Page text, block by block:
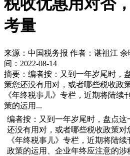
税收优惠用对否
考量
来源：中国税务报 作者：谌祖江 余
间：2022-08-14
摘要：编者按：又到一年岁尾时，
策您还没有用对，或者哪些税收政
《年终税事儿》专栏，近期将陆续
策的运用...
编者按：又到一年岁尾时，盘点
还没有用对，或者哪些税收政策
《年终税事儿》专栏，近期将陆
政策的运用、企业年终应注意的